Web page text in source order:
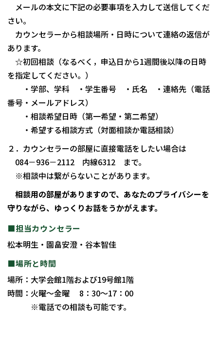
メールの本文に下記の必要事項を入力して送信してくだ
さい。
カウンセラーから相談場所・日時について連絡の返信が
あります。
☆初回相談（なるべく，申込日から1週間後以降の日時
を指定してください。）
・学部、学科 ・学生番号 ・氏名 ・連絡先（電話
番号・メールアドレス）
・相談希望日時（第一希望・第二希望）
・希望する相談方式（対面相談か電話相談）
２．カウンセラーの部屋に直接電話をしたい場合は
084－936－2112 内線6312 まで。
※相談中は繋がらないことがあります。
相談用の部屋がありますので、あなたのプライバシーを
守りながら、ゆっくりお話をうかがえます。
■担当カウンセラー
松本明生・園畠安澄・谷本智佳
■場所と時間
場所：大学会館1階および19号館1階
時間：火曜～金曜 8：30～17：00
※電話での相談も可能です。